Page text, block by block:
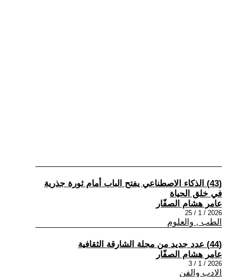
(43) الذكاء الاصطناعي يفتح الباب أمام ثورة جذرية
في خلق الحياة
عامر هشام الصفّار
2026 / 1 / 25
الطب , والعلوم
(44) عدد جديد من مجلة الشارقة الثقافية
عامر هشام الصفّار
2026 / 1 / 3
الادب والفن